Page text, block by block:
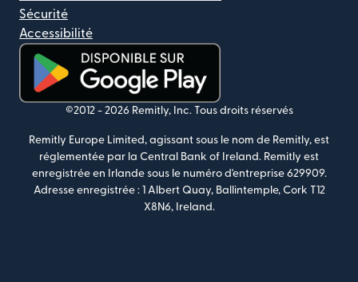
Sécurité
Accessibilité
(s'ouvre dans une nouvelle fenêtre)
©2012 - 2026 Remitly, Inc. Tous droits réservés
Remitly Europe Limited, agissant sous le nom de Remitly, est
réglementée par la Central Bank of Ireland. Remitly est
enregistrée en Irlande sous le numéro d'entreprise 629909.
Adresse enregistrée : 1 Albert Quay, Ballintemple, Cork T12
X8N6, Ireland.